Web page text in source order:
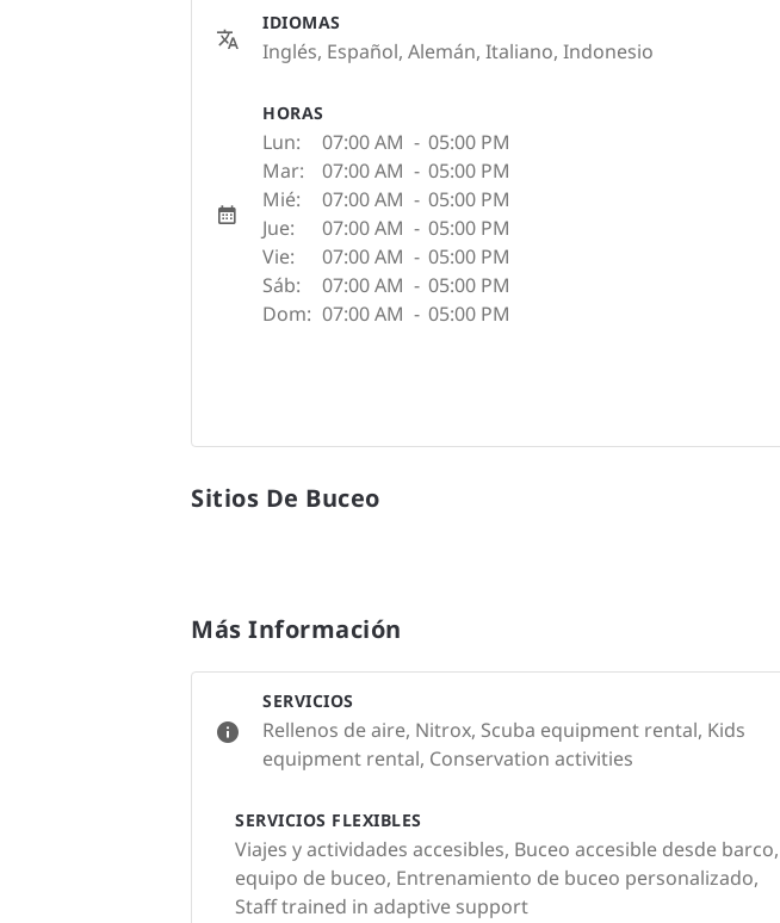
IDIOMAS
Inglés, Español, Alemán, Italiano, Indonesio
HORAS
Lun: 07:00 AM - 05:00 PM
Mar:
07:00 AM - 05:00 PM
Mié:
07:00 AM - 05:00 PM
Jue:
07:00 AM - 05:00 PM
Vie:
07:00 AM - 05:00 PM
Sáb:
07:00 AM - 05:00 PM
Dom: 07:00 AM - 05:00 PM
Sitios De Buceo
Más Información
SERVICIOS
Rellenos de aire, Nitrox, Scuba equipment rental, Kids
equipment rental, Conservation activities
SERVICIOS FLEXIBLES
Viajes y actividades accesibles, Buceo accesible desde barco,
equipo de buceo, Entrenamiento de buceo personalizado,
Staff trained in adaptive support